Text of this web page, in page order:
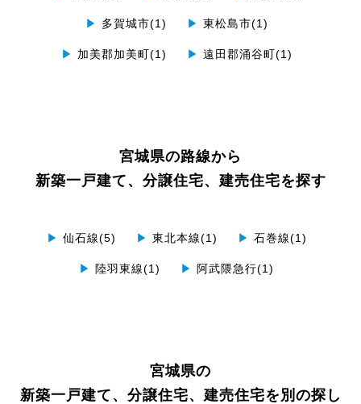
▶ 多賀城市(1) ▶ 東松島市(1)
▶ 加美郡加美町(1) ▶ 遠田郡涌谷町(1)
宮城県の路線から
新築一戸建て、分譲住宅、建売住宅を探す
▶ 仙石線(5) ▶ 東北本線(1) ▶ 石巻線(1)
▶ 陸羽東線(1) ▶ 阿武隈急行(1)
宮城県の
新築一戸建て、分譲住宅、建売住宅を別の探し